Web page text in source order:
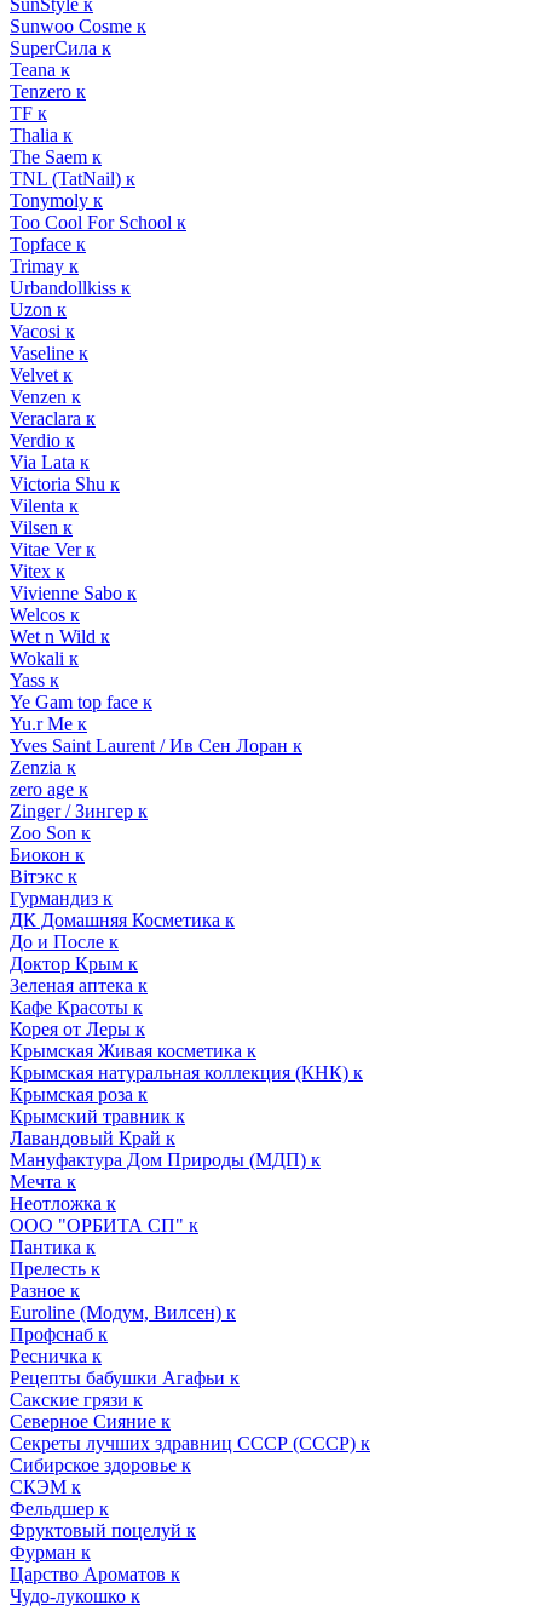
SunStyle к
Sunwoo Cosme к
SuperСила к
Teana к
Tenzero к
TF к
Thalia к
The Saem к
TNL (TatNail) к
Tonymoly к
Too Cool For School к
Topface к
Trimay к
Urbandollkiss к
Uzon к
Vacosi к
Vaseline к
Velvet к
Venzen к
Veraclara к
Verdio к
Via Lata к
Victoria Shu к
Vilenta к
Vilsen к
Vitae Ver к
Vitex к
Vivienne Sabo к
Welcos к
Wet n Wild к
Wokali к
Yass к
Ye Gam top face к
Yu.r Me к
Yves Saint Laurent / Ив Сен Лоран к
Zenzia к
zero age к
Zinger / Зингер к
Zoo Son к
Биокон к
Вiтэкс к
Гурмандиз к
ДК Домашняя Косметика к
До и После к
Доктор Крым к
Зеленая аптека к
Кафе Красоты к
Корея от Леры к
Крымская Живая косметика к
Крымская натуральная коллекция (КНК) к
Крымская роза к
Крымский травник к
Лавандовый Край к
Мануфактура Дом Природы (МДП) к
Мечта к
Неотложка к
ООО "ОРБИТА СП" к
Пантика к
Прелесть к
Разное к
Euroline (Модум, Вилсен) к
Профснаб к
Ресничка к
Рецепты бабушки Агафьи к
Сакские грязи к
Северное Сияние к
Секреты лучших здравниц СССР (СССР) к
Сибирское здоровье к
СКЭМ к
Фельдшер к
Фруктовый поцелуй к
Фурман к
Царство Ароматов к
Чудо-лукошко к